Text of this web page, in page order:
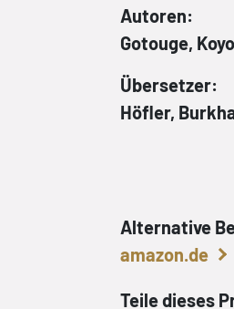
Autoren:
Gotouge,
Übersetzer:
Höfler,
Alternative
amazon.de
Teile dieses